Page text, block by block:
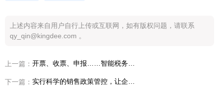
上述内容来自用户自行上传或互联网，如有版权问题，请联系
qy_qin@kingdee.com 。
上一篇：
下一篇：